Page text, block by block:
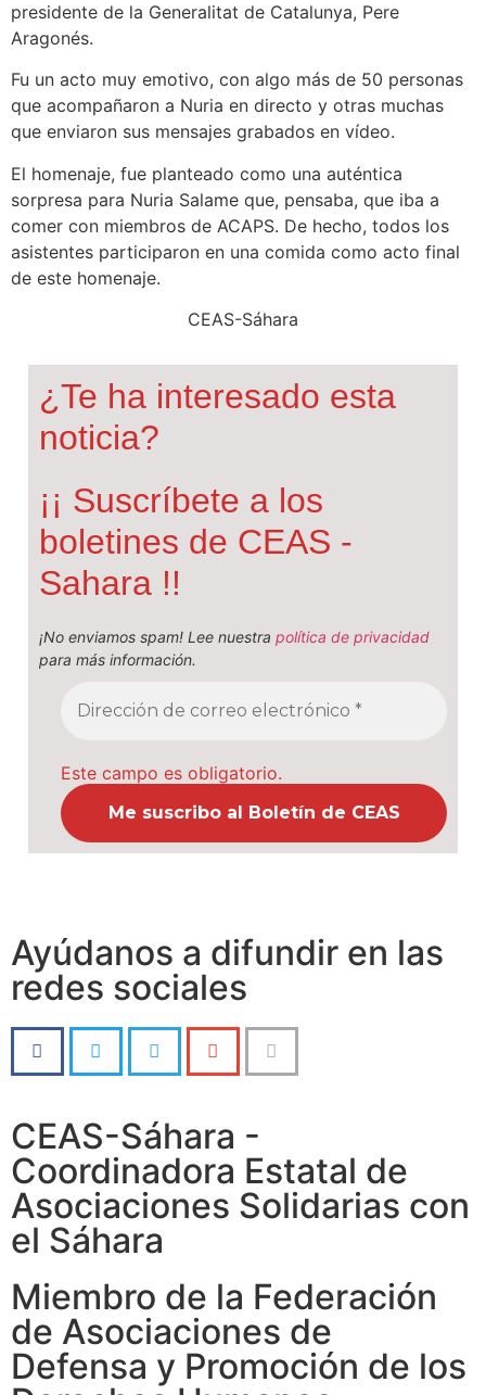
presidente de la Generalitat de Catalunya, Pere
Aragonés.
Fu un acto muy emotivo, con algo más de 50 personas
que acompañaron a Nuria en directo y otras muchas
que enviaron sus mensajes grabados en vídeo.
El homenaje, fue planteado como una auténtica
sorpresa para Nuria Salame que, pensaba, que iba a
comer con miembros de ACAPS. De hecho, todos los
asistentes participaron en una comida como acto final
de este homenaje.
CEAS-Sáhara
¿Te ha interesado esta
noticia?
¡¡ Suscríbete a los
boletines de CEAS -
Sahara !!
¡No enviamos spam! Lee nuestra política de privacidad
para más información.
Este campo es obligatorio.
Ayúdanos a difundir en las
redes sociales
CEAS-Sáhara -
Coordinadora Estatal de
Asociaciones Solidarias con
el Sáhara
Miembro de la Federación
de Asociaciones de
Defensa y Promoción de los